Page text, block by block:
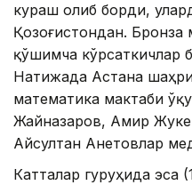
кураш олиб борди,
Қозоғистондан. Бронза
қўшимча кўрсаткичлар
Натижада Астана
математика мактаби
Жайназаров, Амир
Айсултан Анетовлар
Катталар гуруҳида эса